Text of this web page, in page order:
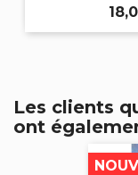
Les clients
ont